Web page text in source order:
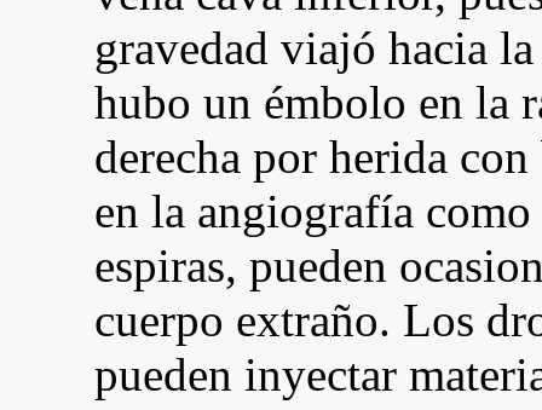
gravedad viajó hacia
hubo un émbolo en la
derecha por herida
en la angiografía
espiras, pueden
cuerpo extraño. Los
pueden inyectar